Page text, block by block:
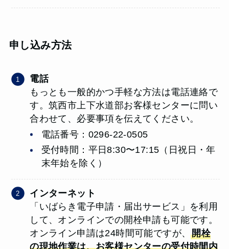
申し込み方法
電話
もっとも一般的かつ手軽な方法は電話連絡で
す。筑西市上下水道部お客様センターに問い
合わせて、必要事項を伝えてください。
電話番号：0296-22-0505
受付時間：平日8:30〜17:15（日祝日・年
末年始を除く）
インターネット
「いばらき電子申請・届出サービス」を利用
して、オンラインでの開栓申請も可能です。
オンライン申請は24時間可能ですが、開栓
の現地作業は、お客様センターの受付時間内